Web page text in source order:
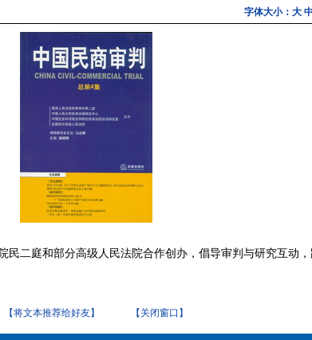
字体大小： 大 中
民二庭和部分高级人民法院合作创办，倡导审判与研究互动
【将文本推荐给好友】 【关闭窗口】